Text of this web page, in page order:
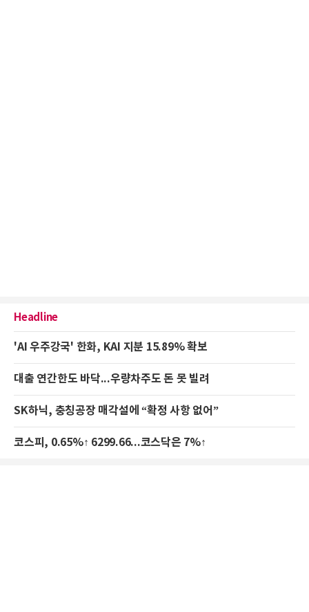
Headline
'AI 우주강국' 한화, KAI 지분 15.89% 확보
대출 연간한도 바닥...우량차주도 돈 못 빌려
SK하닉, 충칭공장 매각설에 “확정 사항 없어”
코스피, 0.65%↑ 6299.66...코스닥은 7%↑